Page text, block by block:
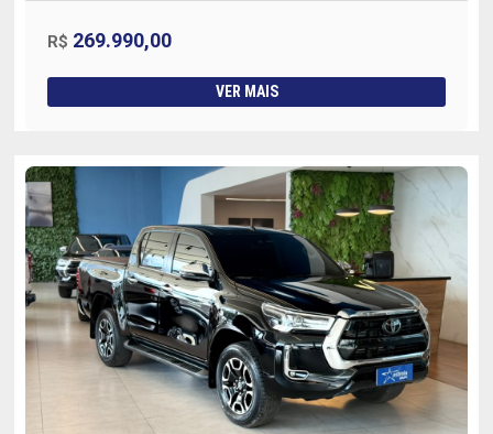
R$ 269.990,00
VER MAIS